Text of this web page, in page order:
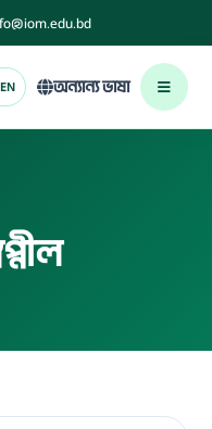
অন্যান্য ভাষা